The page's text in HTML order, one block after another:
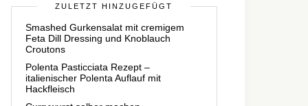
ZULETZT HINZUGEFÜGT
Smashed Gurkensalat mit cremigem
Feta Dill Dressing und Knoblauch
Croutons
Polenta Pasticciata Rezept –
italienischer Polenta Auflauf mit
Hackfleisch